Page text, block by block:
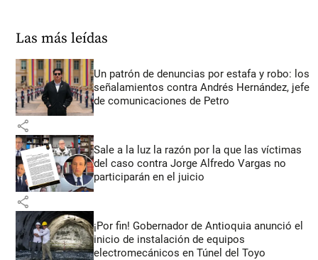
Las más leídas
Un patrón de denuncias por estafa y robo: los
señalamientos contra Andrés Hernández, jefe
de comunicaciones de Petro
share
Sale a la luz la razón por la que las víctimas
del caso contra Jorge Alfredo Vargas no
participarán en el juicio
share
¡Por fin! Gobernador de Antioquia anunció el
inicio de instalación de equipos
electromecánicos en Túnel del Toyo